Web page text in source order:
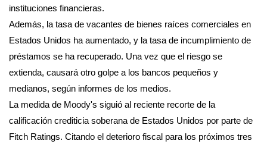
instituciones financieras.
Además, la tasa de vacantes de bienes raíces comerciales en
Estados Unidos ha aumentado, y la tasa de incumplimiento de
préstamos se ha recuperado. Una vez que el riesgo se
extienda, causará otro golpe a los bancos pequeños y
medianos, según informes de los medios.
La medida de Moody's siguió al reciente recorte de la
calificación crediticia soberana de Estados Unidos por parte de
Fitch Ratings. Citando el deterioro fiscal para los próximos tres